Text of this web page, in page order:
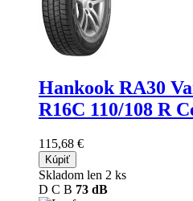
Hankook RA30
R16C 110/108 R
115,68 €
Kúpiť
Skladom len 2 ks
D C B 73 dB